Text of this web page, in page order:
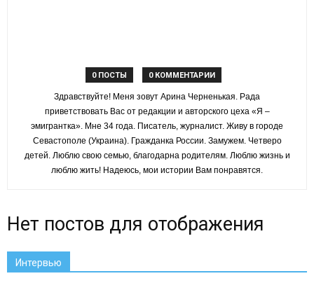
"Я
эмигрантка"
0 ПОСТЫ 0 КОММЕНТАРИИ
Здравствуйте! Меня зовут Арина Черненькая. Рада
приветствовать Вас от редакции и авторского цеха «Я –
эмигрантка». Мне 34 года. Писатель, журналист. Живу в городе
Севастополе (Украина). Гражданка России. Замужем. Четверо
детей. Люблю свою семью, благодарна родителям. Люблю жизнь и
люблю жить! Надеюсь, мои истории Вам понравятся.
Нет постов для отображения
Интервью